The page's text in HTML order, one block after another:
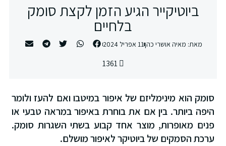
ביוטיקייר הגיע הזמן לקצת סומק
בלחיים
מאת: מאיה אושרי כהן11 אפריל 2024
1361
סומק הוא מינימליזם של איפור במיטבו ואם להעז ולומר
היפה ביותר. בין אם את בוחרת באיפור במראה טבעי או
פנים מאופרות, מוצר אחד קבוע בשתי השגרות סומק.
ערכת הסמקים של ביוטיקר לאיפור מושלם.